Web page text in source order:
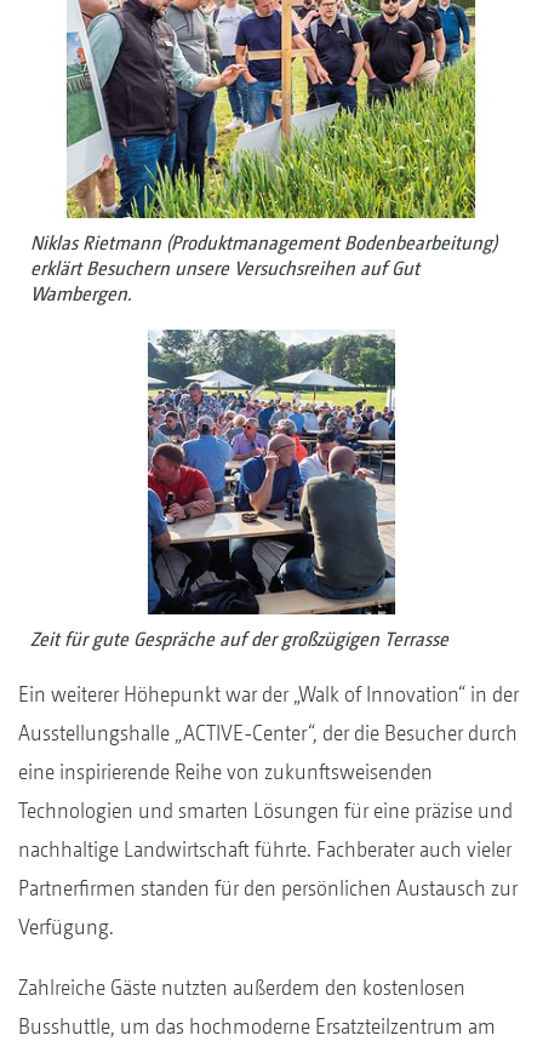
Niklas Rietmann (Produktmanagement Bodenbearbeitung)
erklärt Besuchern unsere Versuchsreihen auf Gut
Wambergen.
Zeit für gute Gespräche auf der großzügigen Terrasse
Ein weiterer Höhepunkt war der „Walk of Innovation“ in der
Ausstellungshalle „ACTIVE-Center“, der die Besucher durch
eine inspirierende Reihe von zukunftsweisenden
Technologien und smarten Lösungen für eine präzise und
nachhaltige Landwirtschaft führte. Fachberater auch vieler
Partnerfirmen standen für den persönlichen Austausch zur
Verfügung.
Zahlreiche Gäste nutzten außerdem den kostenlosen
Busshuttle, um das hochmoderne Ersatzteilzentrum am